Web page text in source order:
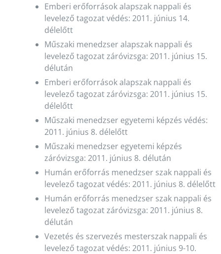
Emberi erőforrások alapszak nappali és
levelező tagozat védés: 2011. június 14.
délelőtt
Műszaki menedzser alapszak nappali és
levelező tagozat záróvizsga: 2011. június 15.
délután
Emberi erőforrások alapszak nappali és
levelező tagozat záróvizsga: 2011. június 15.
délelőtt
Műszaki menedzser egyetemi képzés védés:
2011. június 8. délelőtt
Műszaki menedzser egyetemi képzés
záróvizsga: 2011. június 8. délután
Humán erőforrás menedzser szak nappali és
levelező tagozat védés: 2011. június 8. délelőtt
Humán erőforrás menedzser szak nappali és
levelező tagozat záróvizsga: 2011. június 8.
délután
Vezetés és szervezés mesterszak nappali és
levelező tagozat védés: 2011. június 9-10.